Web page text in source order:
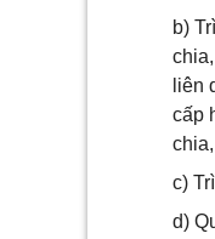
b)
liên
cấp
c)
d)